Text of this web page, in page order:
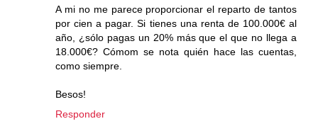
A mi no me parece proporcionar el reparto de tantos
por cien a pagar. Si tienes una renta de 100.000€ al
año, ¿sólo pagas un 20% más que el que no llega a
18.000€? Cómom se nota quién hace las cuentas,
como siempre.
Besos!
Responder